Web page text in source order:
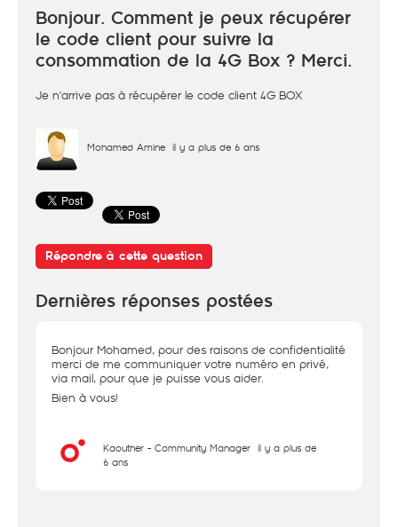
Bonjour. Comment je peux récupérer
le code client pour suivre la
consommation de la 4G Box ? Merci.
Je n'arrive pas à récupérer le code client 4G BOX
Mohamed Amine il y a plus de 6 ans
Répondre à cette question
Dernières réponses postées
Bonjour Mohamed, pour des raisons de confidentialité
merci de me communiquer votre numéro en privé,
via mail, pour que je puisse vous aider.
Bien à vous!
Kaouther - Community Manager il y a plus de
6 ans